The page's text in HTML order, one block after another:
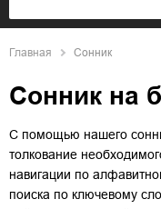
Главная Сонник
Сонник на
С помощью нашего
толкование
навигации по
поиска по ключевому